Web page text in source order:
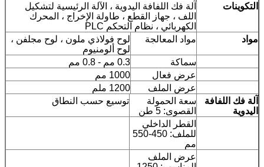
التكوينات
آلة فك اللفافة اليدوية ، الآلة الرئيسية لتشكيل
اللف ، جهاز القطع ، طاولة الإخراج ، المحرك
الكهربائي ، نظام التحكم PLC
مواد
مواد المعالجة
لوح فولاذي ملون ، لوح مجلفن ،
لوح ألومنيوم
سماكة
0.3 مم - 0.8 مم
عرض فعال
1000 مم
عرض الملف
1200 ملم
آلة فك اللفافة
اليدوية
سعة الحمولة
القصوى: 5 طن
توسيع حسب النطاق
القطر الداخلي
للملف: 450-550
مم
عرض الملف